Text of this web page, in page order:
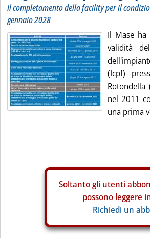
Il completamento della facility per il
gennaio 2028
Il Mase ha
validità
(Icpf)
nel 2011
una prima
Soltanto gli utenti
possono leggere
Richiedi un